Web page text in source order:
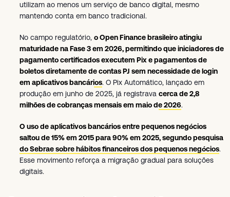
utilizam ao menos um serviço de banco digital, mesmo
mantendo conta em banco tradicional.
No campo regulatório, o Open Finance brasileiro atingiu
maturidade na Fase 3 em 2026, permitindo que iniciadores de
pagamento certificados executem Pix e pagamentos de
boletos diretamente de contas PJ sem necessidade de login
em aplicativos bancários. O Pix Automático, lançado em
produção em junho de 2025, já registrava cerca de 2,8
milhões de cobranças mensais em maio de 2026.
O uso de aplicativos bancários entre pequenos negócios
saltou de 15% em 2015 para 90% em 2025, segundo pesquisa
do Sebrae sobre hábitos financeiros dos pequenos negócios.
Esse movimento reforça a migração gradual para soluções
digitais.